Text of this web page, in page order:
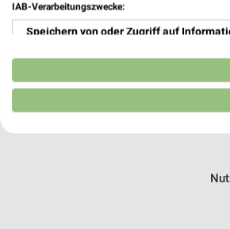
Alle HIT
IAB-Verarbeitungszwecke:
Speichern von oder Zugriff auf
Verwendung reduzierter Daten zur
Erstellung von Profilen für